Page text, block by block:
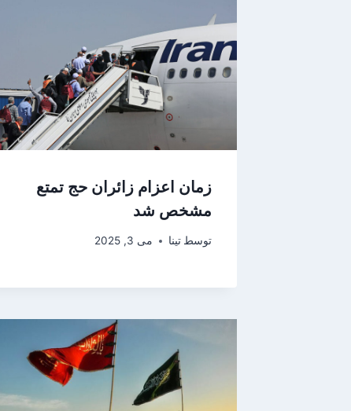
زمان اعزام زائران حج تمتع
مشخص شد
توسط تینا می 3, 2025